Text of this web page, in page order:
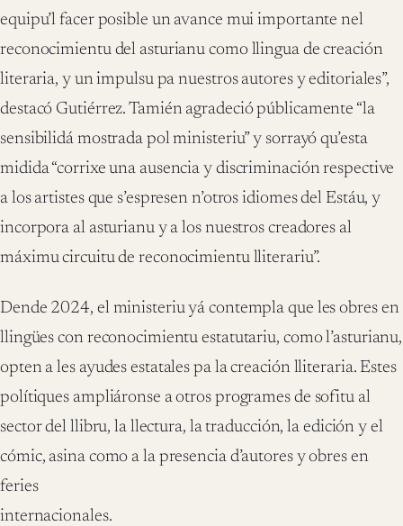
equipu’l facer posible un avance mui importante nel
reconocimientu del asturianu como llingua de creación
literaria, y un impulsu pa nuestros autores y editoriales”,
destacó Gutiérrez. Tamién agradeció públicamente “la
sensibilidá mostrada pol ministeriu” y sorrayó qu’esta
midida “corrixe una ausencia y discriminación respective
a los artistes que s’espresen n’otros idiomes del Estáu, y
incorpora al asturianu y a los nuestros creadores al
máximu circuitu de reconocimientu lliterariu”.
Dende 2024, el ministeriu yá contempla que les obres en
llingües con reconocimientu estatutariu, como l’asturianu,
opten a les ayudes estatales pa la creación lliteraria. Estes
polítiques ampliáronse a otros programes de sofitu al
sector del llibru, la llectura, la traducción, la edición y el
cómic, asina como a la presencia d’autores y obres en
feries
internacionales.